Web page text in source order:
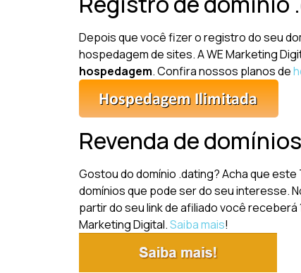
Depois que você fizer o registro do seu
hospedagem de sites. A WE Marketing
hospedagem. Confira nossos planos de
Revenda de
Gostou do domínio .dating? Acha que
domínios que pode ser do seu interesse.
partir do seu link de afiliado você
Marketing Digital.Saiba mais!